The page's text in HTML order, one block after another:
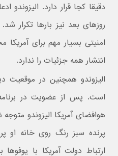
دقیقا کجا قرار دارد. الیزوندو
روزهای بعد نیز بارها تکرار
امنیتی بسیار مهم برای
انتشار همه جزئیات را ندارد.
الیزوندو همچنین در موقعیت
است. پس از عضویت در
هوافضای آمریکا الیزوندو
پرنده سبز رنگ روی خانه او
ارتباط دولت آمریکا با یوفوها